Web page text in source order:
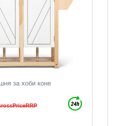
за хоби коне